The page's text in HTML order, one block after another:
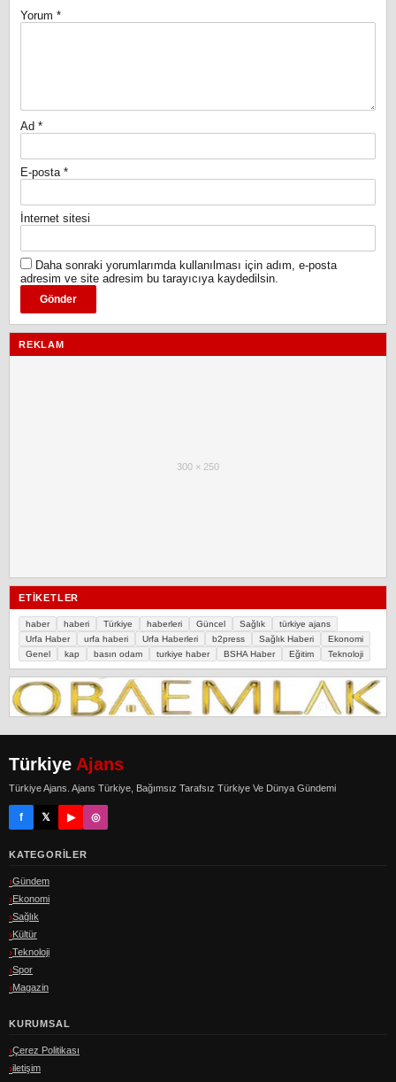
Yorum *
Ad *
E-posta *
İnternet sitesi
Daha sonraki yorumlarımda kullanılması için adım, e-posta
adresim ve site adresim bu tarayıcıya kaydedilsin.
REKLAM
300 × 250
ETIKETLER
haber haberi Türkiye haberleri Güncel Sağlık
türkiye ajans
Urfa Haber
urfa haberi Urfa Haberleri b2press Sağlık Haberi
Ekonomi
Genel
kap basın odam turkiye haber BSHA Haber Eğitim Teknoloji
Türkiye Ajans
Türkiye Ajans. Ajans Türkiye, Bağımsız Tarafsız Türkiye Ve Dünya Gündemi
f 𝕏 ▶ ◎
KATEGORILER
Gündem
Ekonomi
Sağlık
Kültür
Teknoloji
Spor
Magazin
KURUMSAL
Çerez Politikası
iletişim